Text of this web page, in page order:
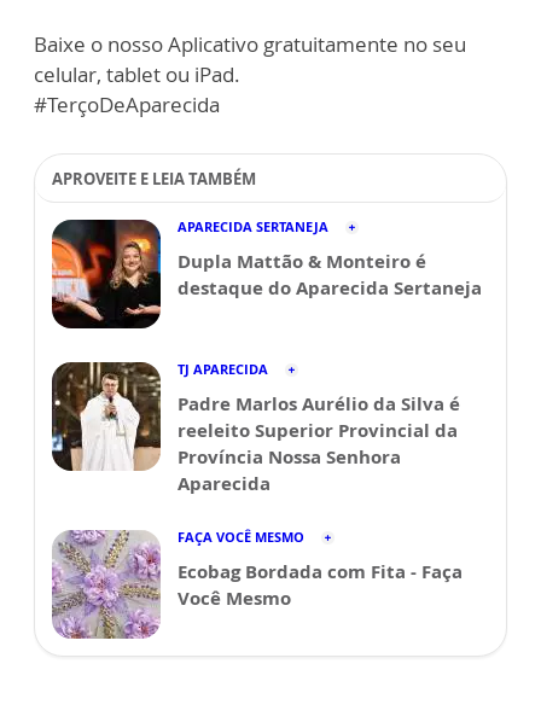
Baixe o nosso Aplicativo gratuitamente no seu
celular, tablet ou iPad.
#TerçoDeAparecida
APROVEITE E LEIA TAMBÉM
APARECIDA SERTANEJA
Dupla Mattão & Monteiro é
destaque do Aparecida Sertaneja
TJ APARECIDA
Padre Marlos Aurélio da Silva é
reeleito Superior Provincial da
Província Nossa Senhora
Aparecida
FAÇA VOCÊ MESMO
Ecobag Bordada com Fita - Faça
Você Mesmo